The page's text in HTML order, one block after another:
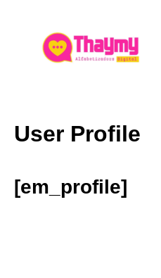
contenido
User Profile
[em_profile]